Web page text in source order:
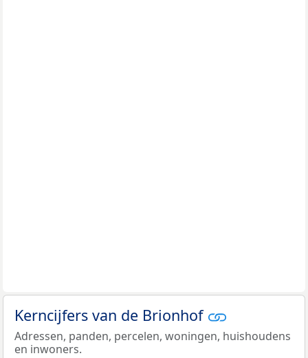
Kerncijfers van de Brionhof
Adressen, panden, percelen, woningen, huishoudens
en inwoners.